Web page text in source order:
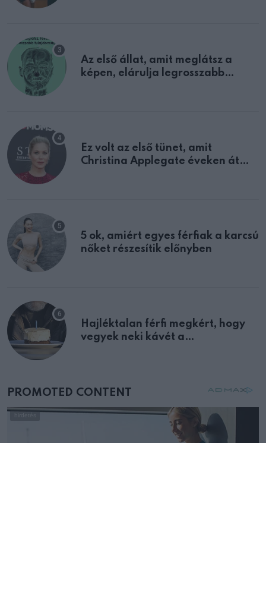
Az első állat, amit meglátsz a
képen, elárulja legrosszabb
Ez volt az első tünet, amit
Christina Applegate éveken át
5 ok, amiért egyes férfiak a karcsú
nőket részesítik előnyben
Hajléktalan férfi megkért, hogy
vegyek neki kávét a